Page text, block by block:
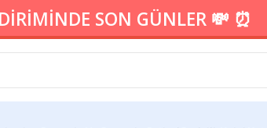
SON GÜNLER 💸 ⏰